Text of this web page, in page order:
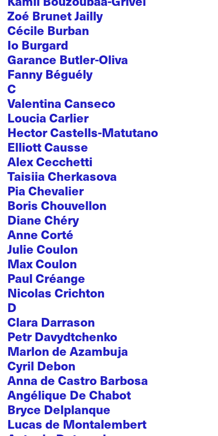
Zoé Brunet Jailly
Cécile Burban
Io Burgard
Garance Butler-Oliva
Fanny Béguély
C
Valentina Canseco
Loucia Carlier
Hector Castells-Matutano
Elliott Causse
Alex Cecchetti
Taisiia Cherkasova
Pia Chevalier
Boris Chouvellon
Diane Chéry
Anne Corté
Julie Coulon
Max Coulon
Paul Créange
Nicolas Crichton
D
Clara Darrason
Petr Davydtchenko
Marlon de Azambuja
Cyril Debon
Anna de Castro Barbosa
Angélique De Chabot
Bryce Delplanque
Lucas de Montalembert